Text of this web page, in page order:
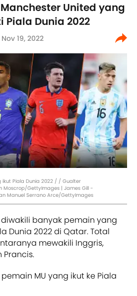
United yang
Piala Dunia 2022
19, 2022
Piala Dunia 2022 / / Gualter
GettyImages | James Gill -
Manuel Serrano Arce/GettyImages
banyak pemain yang
Dunia 2022 di Qatar. Total
mewakili Inggris,
Prancis.
MU yang ikut ke Piala